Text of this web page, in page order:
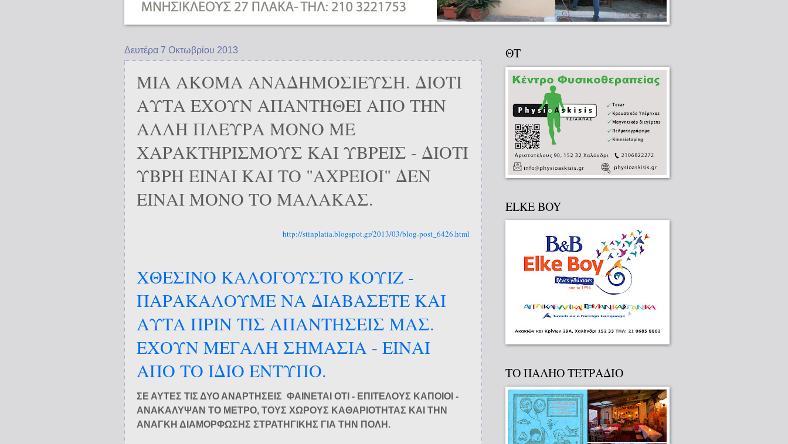
Δευτέρα 7 Οκτωβρίου 2013
ΜΙΑ ΑΚΟΜΑ ΑΝΑΔΗΜΟΣΙΕΥΣΗ. ΔΙΟΤΙ
ΑΥΤΑ ΕΧΟΥΝ ΑΠΑΝΤΗΘΕΙ ΑΠΟ ΤΗΝ
ΑΛΛΗ ΠΛΕΥΡΑ ΜΟΝΟ ΜΕ
ΧΑΡΑΚΤΗΡΙΣΜΟΥΣ ΚΑΙ ΥΒΡΕΙΣ - ΔΙΟΤΙ
ΥΒΡΗ ΕΙΝΑΙ ΚΑΙ ΤΟ "ΑΧΡΕΙΟΙ" ΔΕΝ
ΕΙΝΑΙ ΜΟΝΟ ΤΟ ΜΑΛΑΚΑΣ.
http://stinplatia.blogspot.gr/2013/03/blog-post_6426.html
ΧΘΕΣΙΝΟ ΚΑΛΟΓΟΥΣΤΟ ΚΟΥΙΖ -
ΠΑΡΑΚΑΛΟΥΜΕ ΝΑ ΔΙΑΒΑΣΕΤΕ ΚΑΙ
ΑΥΤΑ ΠΡΙΝ ΤΙΣ ΑΠΑΝΤΗΣΕΙΣ ΜΑΣ.
ΕΧΟΥΝ ΜΕΓΑΛΗ ΣΗΜΑΣΙΑ - ΕΙΝΑΙ
ΑΠΟ ΤΟ ΙΔΙΟ ΕΝΤΥΠΟ.
ΣΕ ΑΥΤΕΣ ΤΙΣ ΔΥΟ ΑΝΑΡΤΗΣΕΙΣ ΦΑΙΝΕΤΑΙ ΟΤΙ - ΕΠΙΤΕΛΟΥΣ ΚΑΠΟΙΟΙ -
ΑΝΑΚΑΛΥΨΑΝ ΤΟ ΜΕΤΡΟ, ΤΟΥΣ ΧΩΡΟΥΣ ΚΑΘΑΡΙΟΤΗΤΑΣ ΚΑΙ ΤΗΝ
ΑΝΑΓΚΗ ΔΙΑΜΟΡΦΩΣΗΣ ΣΤΡΑΤΗΓΙΚΗΣ ΓΙΑ ΤΗΝ ΠΟΛΗ.
ΘΤ
ELKE BOY
ΤΟ ΠΑΛΗΟ ΤΕΤΡΑΔΙΟ